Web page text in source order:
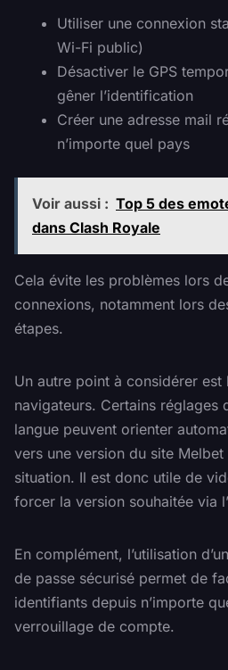
Utiliser une connexion
Wi-Fi public)
Désactiver le GPS
gêner l’identification
Créer une adresse mail
n’importe quel pays
Voir aussi : Top 5 des
dans Clash Royale
Cela évite les problèmes lors
connexions, notamment lors
étapes.
Un autre point à considérer
navigateurs. Certains réglages
langue peuvent orienter
vers une version du site
situation. Il est donc utile de
forcer la version souhaitée via
En complément, l’utilisation
de passe sécurisé permet de
identifiants depuis n’importe
verrouillage de compte.